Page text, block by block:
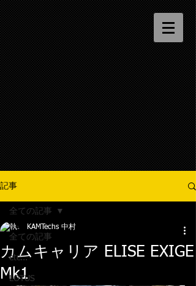
記事
全ての記事
etc...
LOTUS
全ての記事
カムキャリア ELISE EXIGE
Mk1
KAMTechs 中村